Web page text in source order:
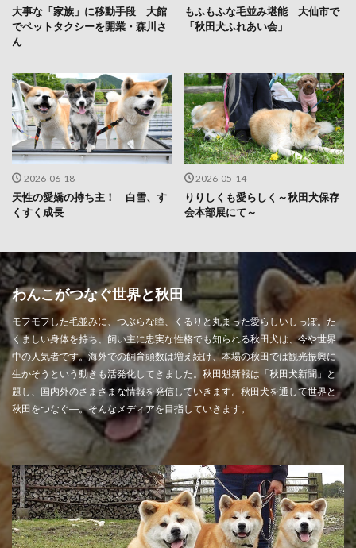
大事な「家族」に移動手段 大館
でペットタクシーを開業・森川さ
ん
もふもふな毛並み堪能 大仙市で
「秋田犬ふれあい会」
2026-06-18
天性の愛嬌の持ち主！ 白雪、す
くすく成長
2026-05-14
りりしくも愛らしく～秋田犬保存
会本部展にて～
わんこがつなぐ世界と秋田
モフモフした毛並みに、つぶらな瞳、くるりと丸まった愛らしいしっぽ。た
くましい身体を持ち、飼い主に忠実な性格でも知られる秋田犬は、今や世界
中の人気者です。海外での飼育頭数は増え続け、本場の秋田では観光振興に
生かそうという動きも活発化してきました。秋田魁新報は「秋田犬新聞」と
題し、国内外のさまざまな情報を発信していきます。秋田犬を通して世界と
秋田をつなぐ―。そんなメディアを目指していきます。